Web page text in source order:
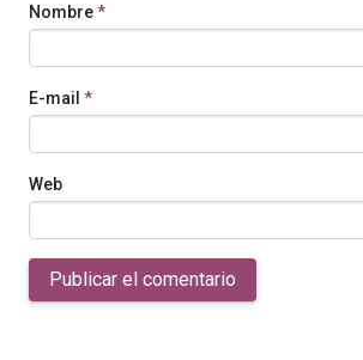
Nombre*
E-mail *
Web
Publicar el comentario